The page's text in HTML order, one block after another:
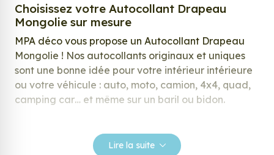
Choisissez votre Autocollant Drapeau
Mongolie sur mesure
MPA déco vous propose un Autocollant Drapeau
Mongolie ! Nos autocollants originaux et uniques
sont une bonne idée pour votre intérieur intérieure
ou votre véhicule : auto, moto, camion, 4x4, quad,
camping car… et même sur un baril ou bidon.
répondre à vos attentes, laissez vous inspirer parmi
Lire la suite